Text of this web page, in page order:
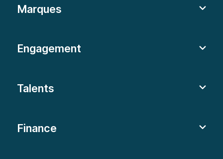
Marques
Engagement
Talents
Finance